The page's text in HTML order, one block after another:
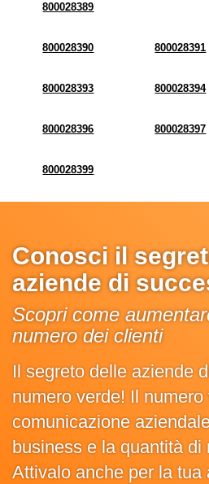
800028389
800028390 800028391
800028393 800028394
800028396 800028397
800028399
Conosci il
aziende di
Scopri come
numero dei clienti
Il segreto delle aziende
numero verde! Il
comunicazione
business e la quantità di
Attivalo anche per la tua